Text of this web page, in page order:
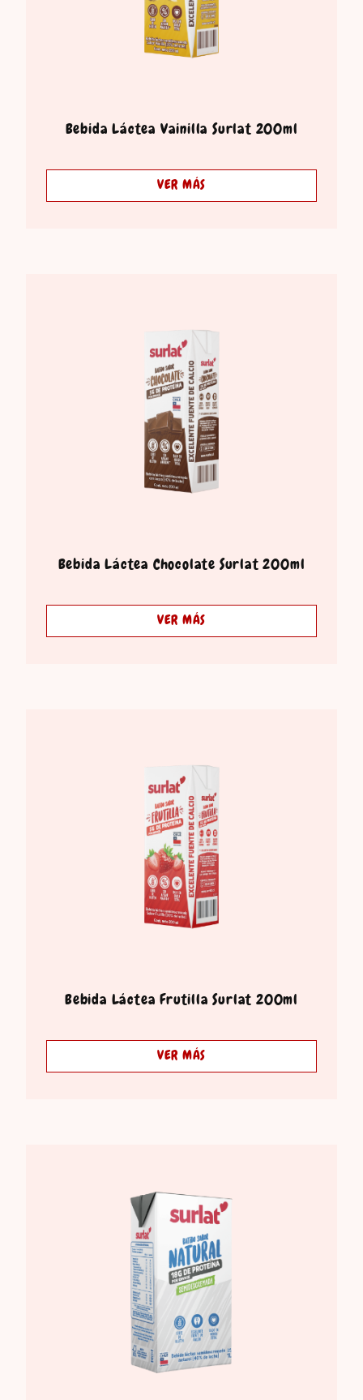
Bebida Láctea Vainilla Surlat 200ml
VER MÁS
Bebida Láctea Chocolate Surlat 200ml
VER MÁS
Bebida Láctea Frutilla Surlat 200ml
VER MÁS